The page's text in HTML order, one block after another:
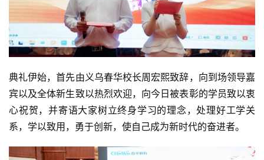
典礼伊始，首先由义乌春华校长周宏熙致辞，向到场领导嘉
宾以及全体新生致以热烈欢迎，向今日被表彰的学员致以衷
心祝贺，并寄语大家树立终身学习的理念，处理好工学关
系，学以致用，勇于创新，使自己成为新时代的奋进者。